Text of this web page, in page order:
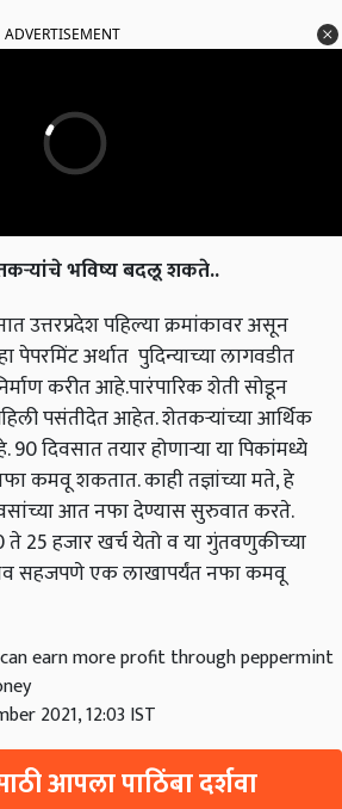
ADVERTISEMENT
भविष्य बदलू शकते..
उत्तरप्रदेश पहिल्या क्रमांकावर असून
पेपरमिंट अर्थात पुदिन्याच्या लागवडीत
करीत आहे.पारंपारिक शेती सोडून
पसंतीदेत आहेत. शेतकऱ्यांच्या आर्थिक
दिवसात तयार होणाऱ्या या पिकांमध्ये
कमवू शकतात. काही तज्ञांच्या मते, हे
आत नफा देण्यास सुरुवात करते.
25 हजार खर्च येतो व या गुंतवणुकीच्या
सहजपणे एक लाखापर्यंत नफा कमवू
earn more profit through peppermint
2021, 12:03 IST
आपला पाठिंबा दर्शवा